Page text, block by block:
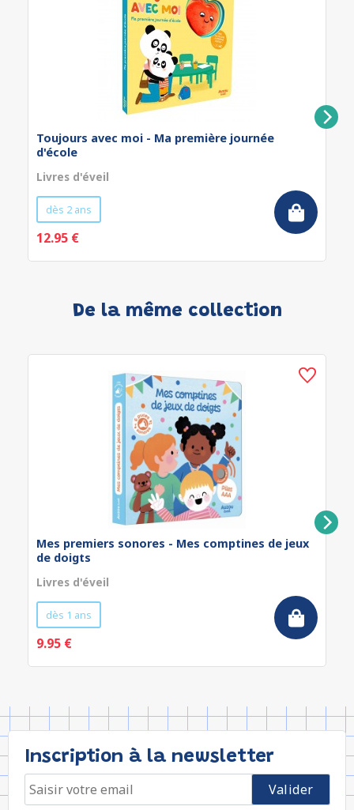
Toujours avec moi - Ma première journée
d'école
Livres d'éveil
dès 2 ans
12.95 €
De la même collection
Mes premiers sonores - Mes comptines de jeux
de doigts
Livres d'éveil
dès 1 ans
9.95 €
Inscription à la newsletter